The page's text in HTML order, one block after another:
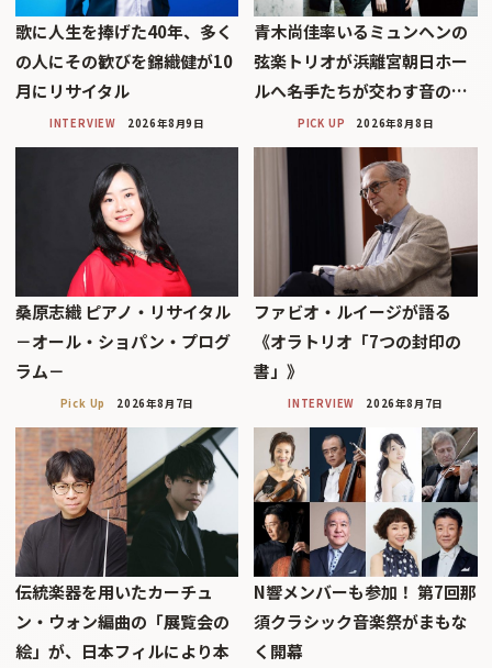
歌に人生を捧げた40年、多く
の人にその歓びを錦織健が10
月にリサイタル
INTERVIEW 2026年8月9日
青木尚佳率いるミュンヘンの
弦楽トリオが浜離宮朝日ホー
ルへ――名手たちが交わす音の…
PICK UP 2026年8月8日
桑原志織 ピアノ・リサイタル
－オール・ショパン・プログ
ラム－
Pick Up 2026年8月7日
ファビオ・ルイージが語る
《オラトリオ「7つの封印の
書」》
INTERVIEW 2026年8月7日
伝統楽器を用いたカーチュ
ン・ウォン編曲の「展覧会の
絵」が、日本フィルにより本
N響メンバーも参加！ 第7回那
須クラシック音楽祭がまもな
く開幕